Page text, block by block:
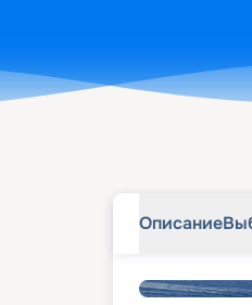
Описание